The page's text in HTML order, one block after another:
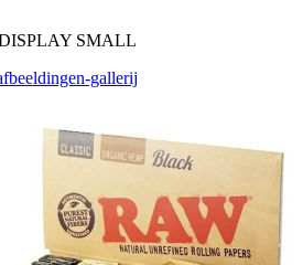
SMALL
gallerij